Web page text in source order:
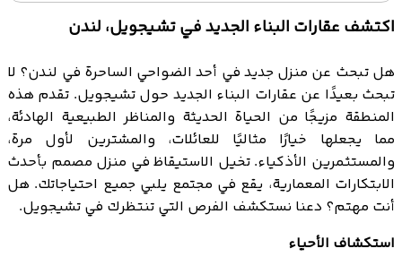
اكتشف عقارات البناء الجديد في تشيجويل، لندن
هل تبحث عن منزل جديد في أحد الضواحي الساحرة في لندن؟ لا
تبحث بعيدًا عن عقارات البناء الجديد حول تشيجويل. تقدم هذه
المنطقة مزيجًا من الحياة الحديثة والمناظر الطبيعية الهادئة،
مما يجعلها خيارًا مثاليًا للعائلات، والمشترين لأول مرة،
والمستثمرين الأذكياء. تخيل الاستيقاظ في منزل مصمم بأحدث
الابتكارات المعمارية، يقع في مجتمع يلبي جميع احتياجاتك. هل
أنت مهتم؟ دعنا نستكشف الفرص التي تنتظرك في تشيجويل.
استكشاف الأحياء